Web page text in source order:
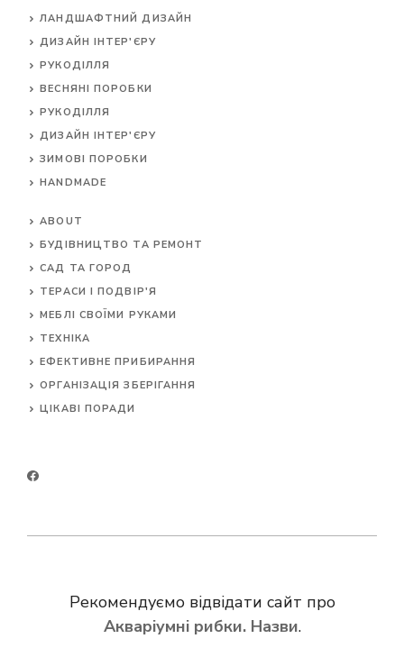
ЛАНДШАФТНИЙ ДИЗАЙН
ДИЗАЙН ІНТЕР'ЄРУ
РУКОДІЛЛЯ
ВЕСНЯНІ ПОРОБКИ
РУКОДІЛЛЯ
ДИЗАЙН ІНТЕР'ЄРУ
ЗИМОВІ ПОРОБКИ
HANDMADE
ABOUT
БУДІВНИЦТВО ТА РЕМОНТ
САД ТА ГОРОД
ТЕРАСИ І ПОДВІР'Я
МЕБЛІ СВОЇМИ РУКАМИ
ТЕХНІКА
ЕФЕКТИВНЕ ПРИБИРАННЯ
ОРГАНІЗАЦІЯ ЗБЕРІГАННЯ
ЦІКАВІ ПОРАДИ
Рекомендуємо відвідати сайт про
Акваріумні рибки. Назви.